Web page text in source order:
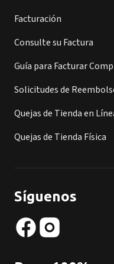
Facturación
Consulte su Factura
Guía para Facturar
Solicitudes de
Quejas de Tienda en
Quejas de Tienda Física
Síguenos